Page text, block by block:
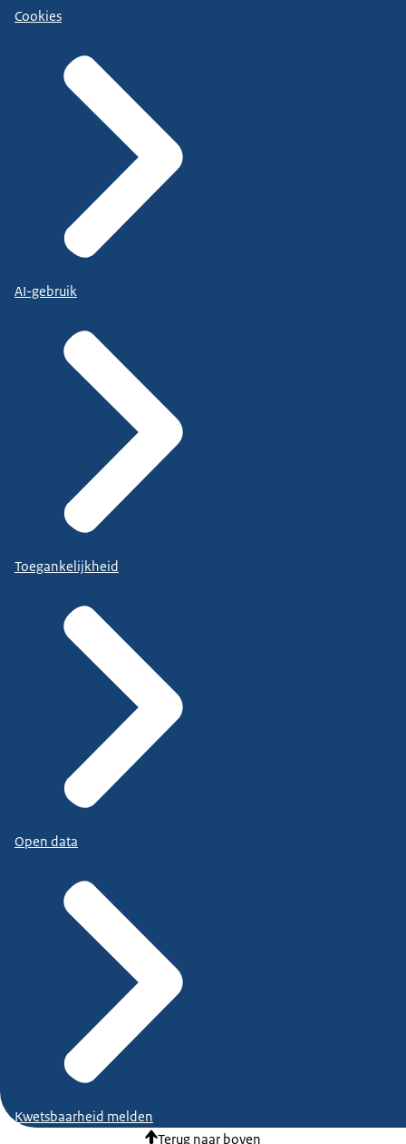
Cookies
AI-gebruik
Toegankelijkheid
Open data
Kwetsbaarheid melden
Terug naar boven